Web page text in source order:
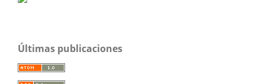
Últimas publicaciones